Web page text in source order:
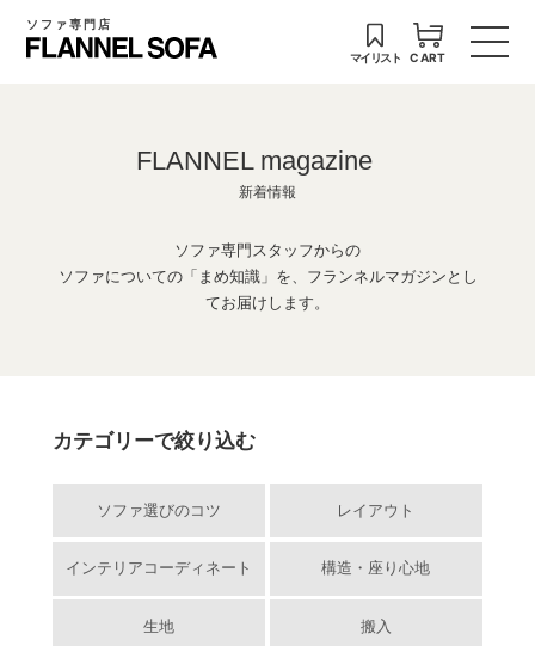
ソファ専門店
マイリスト CART
FLANNEL magazine
新着情報
ソファ専門スタッフからの
ソファについての「まめ知識」を、フランネルマガジンとし
てお届けします。
カテゴリーで絞り込む
ソファ選びのコツ レイアウト
インテリアコーディネート 構造・座り心地
生地 搬入